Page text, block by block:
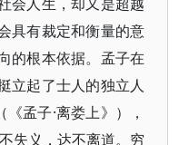
具有裁定和衡量的意
的根本依据。孟子在
立起了士人的独立人
孟子·离娄上》），
失义，达不离道。穷